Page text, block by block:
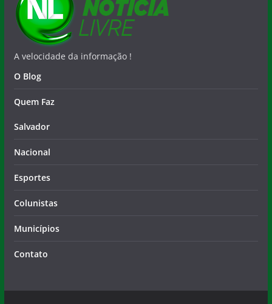
A velocidade da informação !
O Blog
Quem Faz
Salvador
Nacional
Esportes
Colunistas
Municípios
Contato